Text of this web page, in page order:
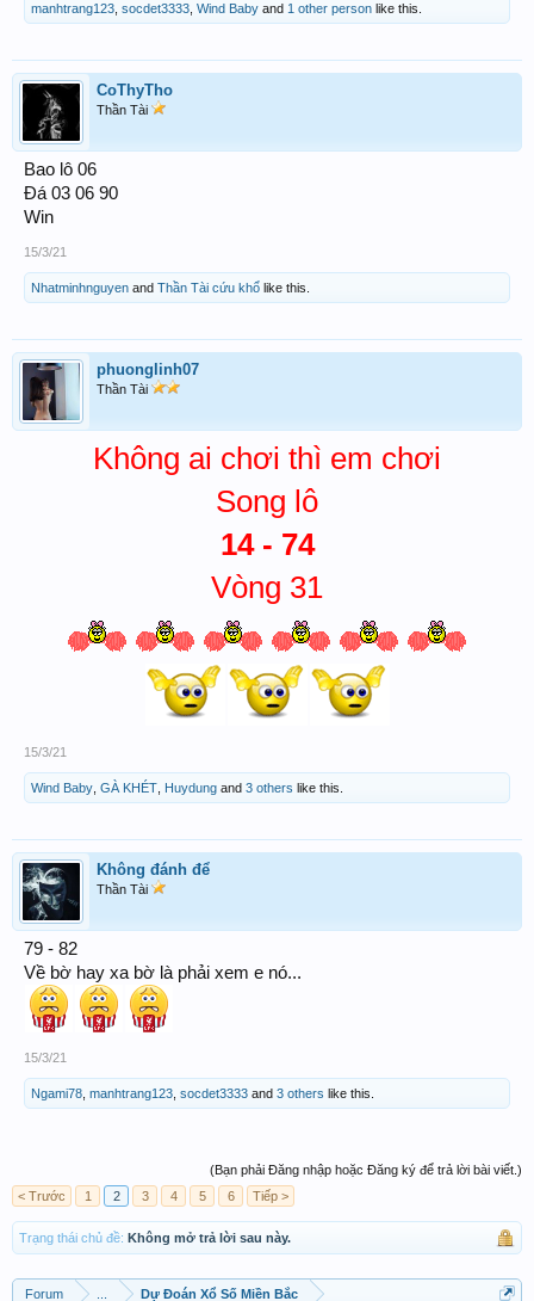
manhtrang123 socdet3333 Wind Baby and 1 other person like this.
CoThyTho
Thần Tài
Bao lô 06
Đá 03 06 90
Win
15/3/21
Nhatminhnguyen and Thần Tài cứu khổ like this.
phuonglinh07
Thần Tài
Không ai chơi thì em chơi
Song lô
14 - 74
Vòng 31
15/3/21
Wind Baby GÀ KHÉT Huydung and 3 others like this.
Không đánh để
Thần Tài
79 - 82
Về bờ hay xa bờ là phải xem e nó...
15/3/21
Ngami78 manhtrang123 socdet3333 and 3 others like this.
(Bạn phải Đăng nhập hoặc Đăng ký để trả lời bài viết.)
< Trước
1 2 3 4 5 6 Tiếp >
Trạng thái chủ đề: Không mở trả lời sau này.
Forum Dự Đoán Xổ Số Miền Bắc